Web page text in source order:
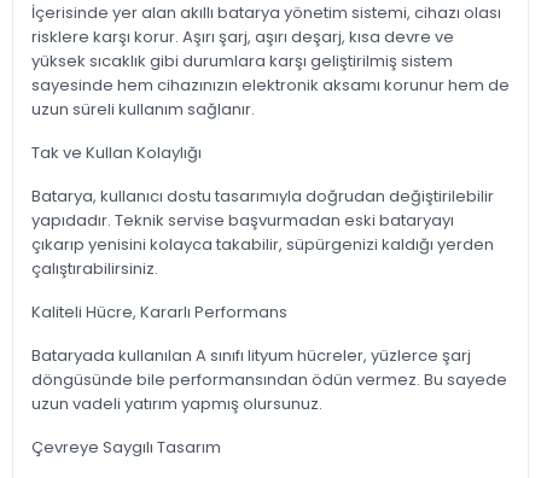
İçerisinde yer alan akıllı batarya yönetim sistemi, cihazı olası
risklere karşı korur. Aşırı şarj, aşırı deşarj, kısa devre ve
yüksek sıcaklık gibi durumlara karşı geliştirilmiş sistem
sayesinde hem cihazınızın elektronik aksamı korunur hem de
uzun süreli kullanım sağlanır.
Tak ve Kullan Kolaylığı
Batarya, kullanıcı dostu tasarımıyla doğrudan değiştirilebilir
yapıdadır. Teknik servise başvurmadan eski bataryayı
çıkarıp yenisini kolayca takabilir, süpürgenizi kaldığı yerden
çalıştırabilirsiniz.
Kaliteli Hücre, Kararlı Performans
Bataryada kullanılan A sınıfı lityum hücreler, yüzlerce şarj
döngüsünde bile performansından ödün vermez. Bu sayede
uzun vadeli yatırım yapmış olursunuz.
Çevreye Saygılı Tasarım